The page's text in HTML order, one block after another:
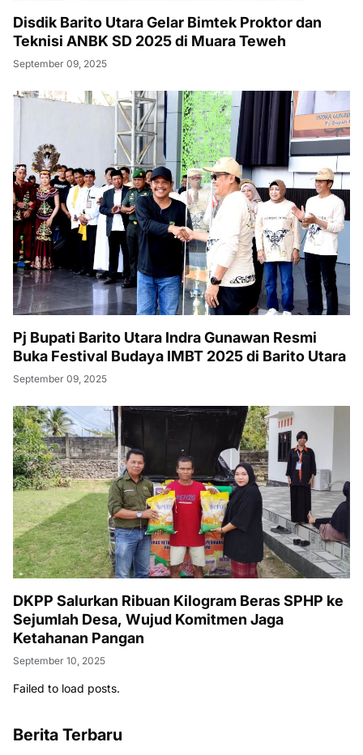
Disdik Barito Utara Gelar Bimtek Proktor dan
Teknisi ANBK SD 2025 di Muara Teweh
September 09, 2025
Pj Bupati Barito Utara Indra Gunawan Resmi
Buka Festival Budaya IMBT 2025 di Barito Utara
September 09, 2025
DKPP Salurkan Ribuan Kilogram Beras SPHP ke
Sejumlah Desa, Wujud Komitmen Jaga
Ketahanan Pangan
September 10, 2025
Failed to load posts.
Berita Terbaru